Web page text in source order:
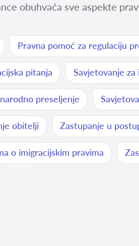
obuhvaća sve aspekte
Pravna pomoć za regulaciju
pitanja Savjetovanje
preseljenje
obitelji Zastupanje u
o imigracijskim pravima